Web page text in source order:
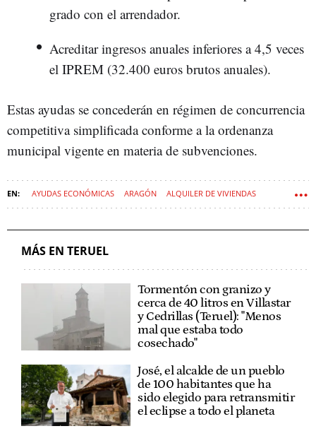
grado con el arrendador.
Acreditar ingresos anuales inferiores a 4,5 veces
el IPREM (32.400 euros brutos anuales).
Estas ayudas se concederán en régimen de concurrencia
competitiva simplificada conforme a la ordenanza
municipal vigente en materia de subvenciones.
AYUDAS ECONÓMICAS ARAGÓN ALQUILER DE VIVIENDAS
MÁS EN TERUEL
Tormentón con granizo y
cerca de 40 litros en Villastar
y Cedrillas (Teruel): "Menos
mal que estaba todo
cosechado"
José, el alcalde de un pueblo
de 100 habitantes que ha
sido elegido para retransmitir
el eclipse a todo el planeta